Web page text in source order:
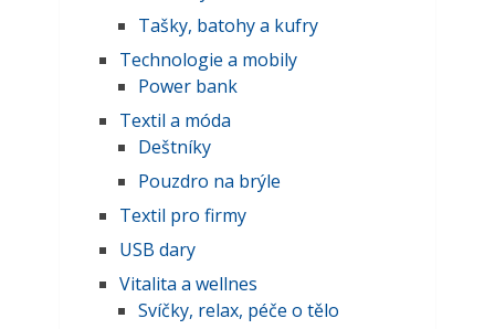
Tašky, batohy a kufry
Technologie a mobily
Power bank
Textil a móda
Deštníky
Pouzdro na brýle
Textil pro firmy
USB dary
Vitalita a wellnes
Svíčky, relax, péče o tělo